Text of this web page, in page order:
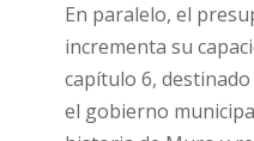
En paralelo, el
incrementa su
capítulo 6,
el gobierno